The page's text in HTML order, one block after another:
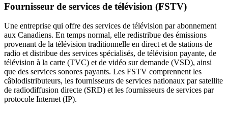
Fournisseur de services de télévision (FSTV)
Une entreprise qui offre des services de télévision par abonnement
aux Canadiens. En temps normal, elle redistribue des émissions
provenant de la télévision traditionnelle en direct et de stations de
radio et distribue des services spécialisés, de télévision payante, de
télévision à la carte (TVC) et de vidéo sur demande (VSD), ainsi
que des services sonores payants. Les FSTV comprennent les
câblodistributeurs, les fournisseurs de services nationaux par satellite
de radiodiffusion directe (SRD) et les fournisseurs de services par
protocole Internet (IP).